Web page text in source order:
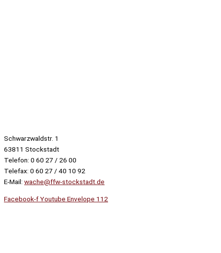
Schwarzwaldstr. 1
63811 Stockstadt
Telefon: 0 60 27 / 26 00
Telefax: 0 60 27 / 40 10 92
E-Mail: wache@ffw-stockstadt.de
Facebook-fYoutube Envelope 112